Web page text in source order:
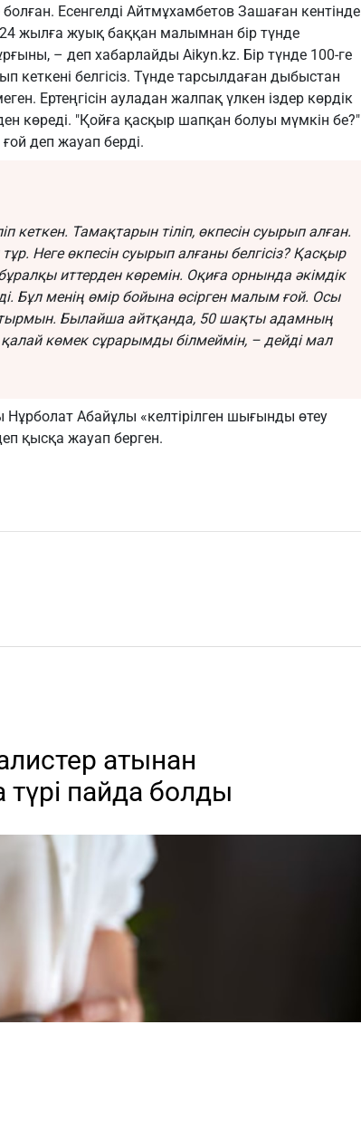
болған. Есенгелді Айтмұхамбетов Зашаған кентінде
жылға жуық баққан малымнан бір түнде
– деп хабарлайды Aikyn.kz. Бір түнде 100-ге
белгісіз. Түнде тарсылдаған дыбыстан
Ертеңгісін ауладан жалпақ үлкен іздер көрдік
көреді. "Қойға қасқыр шапқан болуы мүмкін бе?"
деп жауап берді.
кеткен. Тамақтарын тіліп, өкпесін суырып алған.
Неге өкпесін суырып алғаны белгісіз? Қасқыр
иттерден көремін. Оқиға орнында әкімдік
Бұл менің өмір бойына өсірген малым ғой. Осы
Былайша айтқанда, 50 шақты адамның
қалай көмек сұрарымды білмеймін, – дейді мал
Нұрболат Абайұлы «келтірілген шығынды өтеу
қысқа жауап берген.
атынан
пайда болды